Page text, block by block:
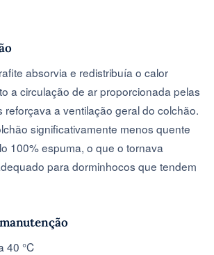
absorvia e redistribuía o calor
a circulação de ar proporcionada pelas
reforçava a ventilação geral do colchão.
significativamente menos quente
100% espuma, o que o tornava
para dorminhocos que tendem
40 °C